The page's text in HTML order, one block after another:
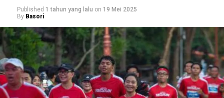
Published 1 tahun yang lalu on 19 Mei 2025
By Basori